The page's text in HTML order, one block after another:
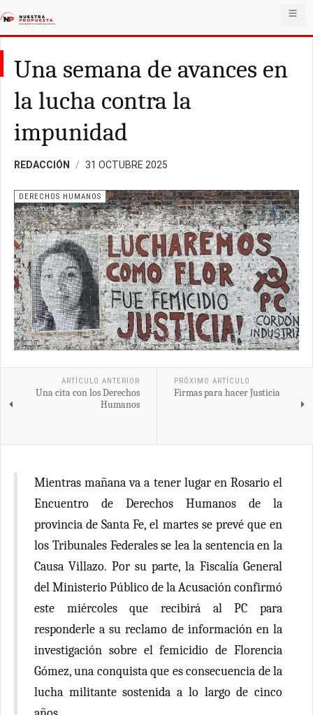
Una semana de avances en
la lucha contra la
impunidad
REDACCIÓN 31 OCTUBRE 2025
DERECHOS HUMANOS
ARTÍCULO ANTERIOR
Una cita con los Derechos
Humanos
PRÓXIMO ARTÍCULO
Firmas para hacer Justicia
Mientras mañana va a tener lugar en Rosario el
Encuentro de Derechos Humanos de la
provincia de Santa Fe, el martes se prevé que en
los Tribunales Federales se lea la sentencia en la
Causa Villazo. Por su parte, la Fiscalía General
del Ministerio Público de la Acusación confirmó
este miércoles que recibirá al PC para
responderle a su reclamo de información en la
investigación sobre el femicidio de Florencia
Gómez, una conquista que es consecuencia de la
lucha militante sostenida a lo largo de cinco